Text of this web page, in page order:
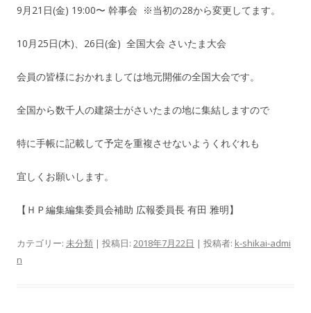
9月21日(金) 19:00〜 幹事会 ※当初の28から変更してます。
10月25日(木)、26日(金) 全国大会 さいたま大会
会員の皆様におかれましては地元開催の全国大会です。
全国から数千人の建築士がさいたまの地に集結しますので
特に手帳に記載して予定を重複させないようくれぐれも
宜しくお願いします。
【ＨＰ編集編集委員会補助 広報委員長 有田 雅明】
カテゴリー: 未分類 | 投稿日: 2018年7月22日 | 投稿者: k-shikai-admi
n